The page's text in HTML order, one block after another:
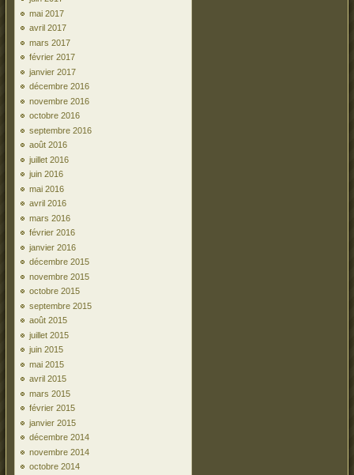
mai 2017
avril 2017
mars 2017
février 2017
janvier 2017
décembre 2016
novembre 2016
octobre 2016
septembre 2016
août 2016
juillet 2016
juin 2016
mai 2016
avril 2016
mars 2016
février 2016
janvier 2016
décembre 2015
novembre 2015
octobre 2015
septembre 2015
août 2015
juillet 2015
juin 2015
mai 2015
avril 2015
mars 2015
février 2015
janvier 2015
décembre 2014
novembre 2014
octobre 2014